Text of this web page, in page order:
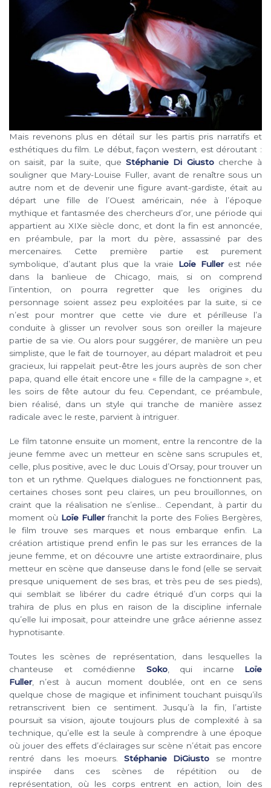
Mais revenons plus en détail sur les partis pris narratifs et
esthétiques du film. Le début, façon western, est déroutant :
on saisit, par la suite, queStéphanie Di Giustocherche à
souligner que Mary-Louise Fuller, avant de renaître sous un
autre nom et de devenir une figure avant-gardiste, était au
départ une fille de l’Ouest américain, née à l’époque
mythique et fantasmée des chercheurs d’or, une période qui
appartient au XIXe siècle donc, et dont la fin est annoncée,
en préambule, par la mort du père, assassiné par des
mercenaires. Cette première partie est purement
symbolique, d’autant plus que la vraie Loïe Fullerest née
dans la banlieue de Chicago, mais, si on comprend
l’intention, on pourra regretter que les origines du
personnage soient assez peu exploitées par la suite, si ce
n’est pour montrer que cette vie dure et périlleuse l’a
conduite à glisser un revolver sous son oreiller la majeure
partie de sa vie. Ou alors pour suggérer, de manière un peu
simpliste, que le fait de tournoyer, au départ maladroit et peu
gracieux, lui rappelait peut-être les jours auprès de son cher
papa, quand elle était encore une « fille de la campagne », et
les soirs de fête autour du feu. Cependant, ce préambule,
bien réalisé, dans un style qui tranche de manière assez
radicale avec le reste, parvient à intriguer.
Le film tatonne ensuite un moment, entre la rencontre de la
jeune femme avec un metteur en scène sans scrupules et,
celle, plus positive, avec le duc Louis d’Orsay, pour trouver un
ton et un rythme. Quelques dialogues ne fonctionnent pas,
certaines choses sont peu claires, un peu brouillonnes, on
craint que la réalisation ne s’enlise… Cependant, à partir du
moment où Loïe Fullerfranchit la porte des Folies Bergères,
le film trouve ses marques et nous embarque enfin. La
création artistique prend enfin le pas sur les errances de la
jeune femme, et on découvre une artiste extraordinaire, plus
metteur en scène que danseuse dans le fond (elle se servait
presque uniquement de ses bras, et très peu de ses pieds),
qui semblait se libérer du cadre étriqué d’un corps qui la
trahira de plus en plus en raison de la discipline infernale
qu’elle lui imposait, pour atteindre une grâce aérienne assez
hypnotisante.
Toutes les scènes de représentation, dans lesquelles la
chanteuse et comédienne Soko, qui incarne Loïe
Fuller, n’est à aucun moment doublée, ont en ce sens
quelque chose de magique et infiniment touchant puisqu’ils
retranscrivent bien ce sentiment. Jusqu’à la fin, l’artiste
poursuit sa vision, ajoute toujours plus de complexité à sa
technique, qu’elle est la seule à comprendre à une époque
où jouer des effets d’éclairages sur scène n’était pas encore
rentré dans les moeurs.Stéphanie DiGiusto se montre
inspirée dans ces scènes de répétition ou de
représentation, où les corps entrent en action, loin des